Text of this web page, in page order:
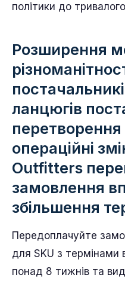
політики до
Розширення
ланцюгів
операційні
Outfitters
замовлення
збільшення
Передоплачуйте
для SKU з термінами
понад 8 тижнів та